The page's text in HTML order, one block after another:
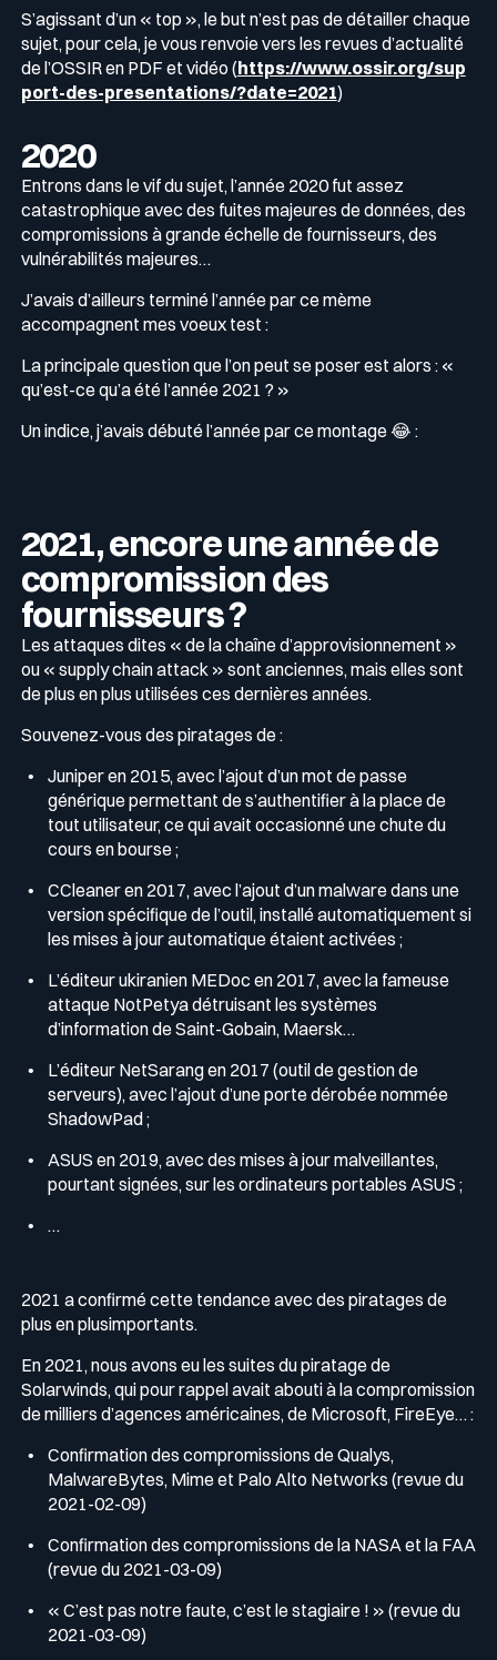
Télécom & Média
Programme CaRe
Récompenses
Logos & Press Kit
Glossaire Cyber
Guide menaces cyber
moitié de ce qui se passe.
S’agissant d’un « top », le but n’est pas de détailler chaque
sujet, pour cela, je vous renvoie vers les revues d’actualité
de l’OSSIR en PDF et vidéo (https://www.ossir.org/sup
port-des-presentations/?date=2021)
2020
Entrons dans le vif du sujet, l’année 2020 fut assez
catastrophique avec des fuites majeures de données, des
compromissions à grande échelle de fournisseurs, des
vulnérabilités majeures…
J’avais d’ailleurs terminé l’année par ce mème
accompagnent mes voeux test :
La principale question que l’on peut se poser est alors : «
qu’est-ce qu’a été l’année 2021 ? »
Un indice, j’avais débuté l’année par ce montage 😂 :
2021, encore une année de
compromission des
fournisseurs ?
Les attaques dites « de la chaîne d’approvisionnement »
ou « supply chain attack » sont anciennes, mais elles sont
de plus en plus utilisées ces dernières années.
Souvenez-vous des piratages de :
Juniper en 2015, avec l’ajout d’un mot de passe
générique permettant de s’authentifier à la place de
tout utilisateur, ce qui avait occasionné une chute du
cours en bourse ;
CCleaner en 2017, avec l’ajout d’un malware dans une
version spécifique de l’outil, installé automatiquement si
les mises à jour automatique étaient activées ;
L’éditeur ukiranien MEDoc en 2017, avec la fameuse
attaque NotPetya détruisant les systèmes
d’information de Saint-Gobain, Maersk…
L’éditeur NetSarang en 2017 (outil de gestion de
serveurs), avec l’ajout d’une porte dérobée nommée
ShadowPad ;
ASUS en 2019, avec des mises à jour malveillantes,
pourtant signées, sur les ordinateurs portables ASUS ;
…
2021 a confirmé cette tendance avec des piratages de
plus en plusimportants.
En 2021, nous avons eu les suites du piratage de
Solarwinds, qui pour rappel avait abouti à la compromission
de milliers d’agences américaines, de Microsoft, FireEye… :
Confirmation des compromissions de Qualys,
MalwareBytes, Mime et Palo Alto Networks (revue du
2021-02-09)
Confirmation des compromissions de la NASA et la FAA
(revue du 2021-03-09)
« C’est pas notre faute, c’est le stagiaire ! » (revue du
2021-03-09)